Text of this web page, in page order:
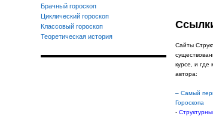
Брачный гороскоп
Циклический гороскоп
Классовый гороскоп
Теоретическая история
Сайты
курсе, и где
автора:
– Самый
Гороскопа
-